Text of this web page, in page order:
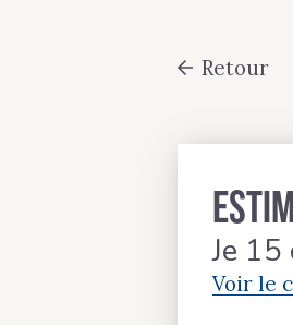
Retour
Je
Voir le